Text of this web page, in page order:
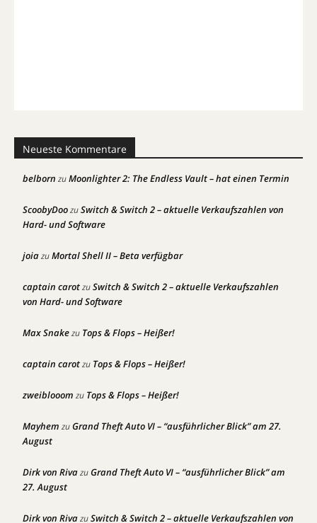
Neueste Kommentare
belborn zuMoonlighter 2: The Endless Vault – hat einen Termin
ScoobyDoozuSwitch & Switch 2 – aktuelle Verkaufszahlen von
Hard- und Software
joiazuMortal Shell II – Beta verfügbar
captain carotzuSwitch & Switch 2 – aktuelle Verkaufszahlen
von Hard- und Software
Max Snakezu Tops & Flops – Heißer!
captain carotzu Tops & Flops – Heißer!
zweiblooom zu Tops & Flops – Heißer!
Mayhem zuGrand Theft Auto VI – “ausführlicher Blick” am 27.
August
Dirk von RivazuGrand Theft Auto VI – “ausführlicher Blick” am
27. August
Dirk von RivazuSwitch & Switch 2 – aktuelle Verkaufszahlen von